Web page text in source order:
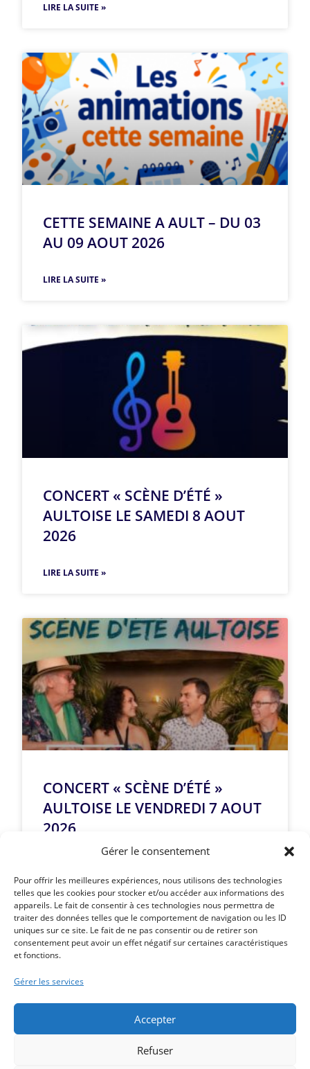
Gérer le consentement
Pour offrir les meilleures expériences, nous utilisons des technologies
telles que les cookies pour stocker et/ou accéder aux informations des
appareils. Le fait de consentir à ces technologies nous permettra de
traiter des données telles que le comportement de navigation ou les ID
uniques sur ce site. Le fait de ne pas consentir ou de retirer son
consentement peut avoir un effet négatif sur certaines caractéristiques
et fonctions.
Gérer les services
Accepter
Refuser
LIRE LA SUITE »
CETTE SEMAINE A AULT – DU 03
AU 09 AOUT 2026
LIRE LA SUITE »
CONCERT « SCÈNE D’ÉTÉ »
AULTOISE LE SAMEDI 8 AOUT
2026
LIRE LA SUITE »
CONCERT « SCÈNE D’ÉTÉ »
AULTOISE LE VENDREDI 7 AOUT
2026
Article précédent
ANIMATIONS ÉTÉ 2026 DES ENFANTS